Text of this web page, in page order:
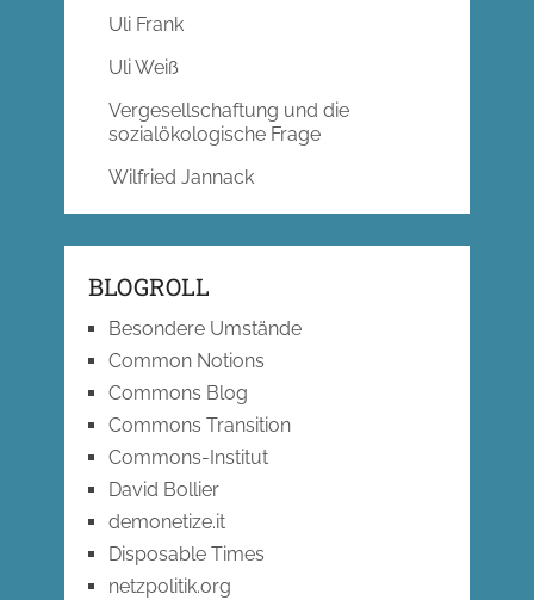
Uli Frank
Uli Weiß
Vergesellschaftung und die
sozialökologische Frage
Wilfried Jannack
BLOGROLL
Besondere Umstände
Common Notions
Commons Blog
Commons Transition
Commons-Institut
David Bollier
demonetize.it
Disposable Times
netzpolitik.org